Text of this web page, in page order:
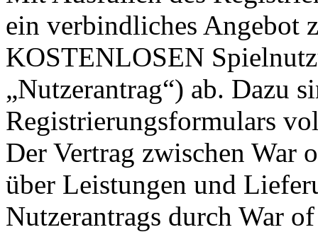
ein verbindliches Angebot
KOSTENLOSEN
„Nutzerantrag“) ab. Dazu
Registrierungsformulars
Der Vertrag zwischen War
über Leistungen und
Nutzerantrags durch War